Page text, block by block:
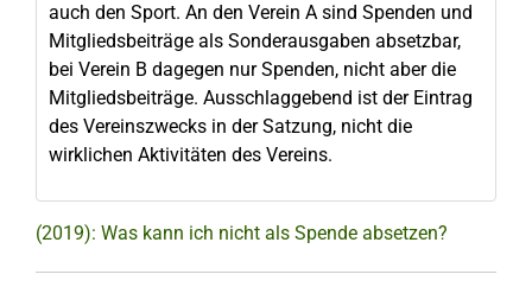
auch den Sport. An den Verein A sind Spenden und
Mitgliedsbeiträge als Sonderausgaben absetzbar,
bei Verein B dagegen nur Spenden, nicht aber die
Mitgliedsbeiträge. Ausschlaggebend ist der Eintrag
des Vereinszwecks in der Satzung, nicht die
wirklichen Aktivitäten des Vereins.
(2019): Was kann ich nicht als Spende absetzen?